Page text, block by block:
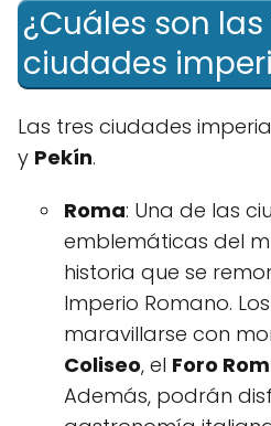
¿Cuáles son
ciudades
Las tres ciudades
y Pekín.
Roma: Una de las
emblemáticas del
historia que se
Imperio Romano.
maravillarse con
Coliseo, el Foro
Además, podrán